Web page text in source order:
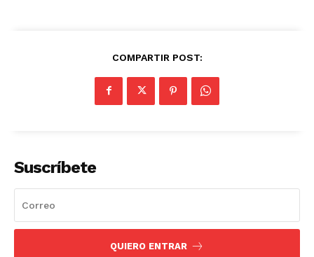
COMPARTIR POST:
Suscríbete
QUIERO ENTRAR